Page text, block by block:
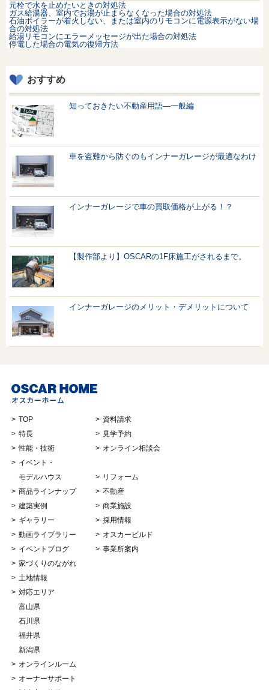
元栓で水を止めたいときの対処法
ガス給湯器、室内でお湯が止まらなくなった場合の対処法
石油ボイラーが着火しない、または室内のリモコンに電源表示がない場
合の対処法
給湯リモコンにエラーメッセージが出た場合の対処法
停電した場合の電気の復帰方法
おすすめ
知っておきたい不動産用語—一般編
車を盗難から防ぐのもインナーガレージが最適なわけ
インナーガレージで車の買取価格が上がる！？
【製作部より】OSCARの1F床施工がされるまで。
インナーガレージのメリット・デメリットについて
TOP
特長
性能・技術
イベント・
モデルハウス
商品ラインナップ
建築実例
ギャラリー
動画ライブラリー
イベントブログ
家づくりのながれ
土地情報
対応エリア
富山県
石川県
福井県
新潟県
オンラインルーム
オーナーサポート
資料請求
見学予約
オンライン相談会
リフォーム
不動産
商業施設
採用情報
オスカービルド
事業所案内